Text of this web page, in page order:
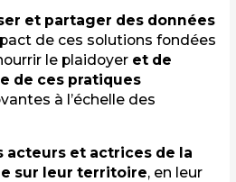
et partager des données
de ces solutions fondées
le plaidoyer et de
de ces pratiques
à l’échelle des
acteurs et actrices de la
sur leur territoire, en leur